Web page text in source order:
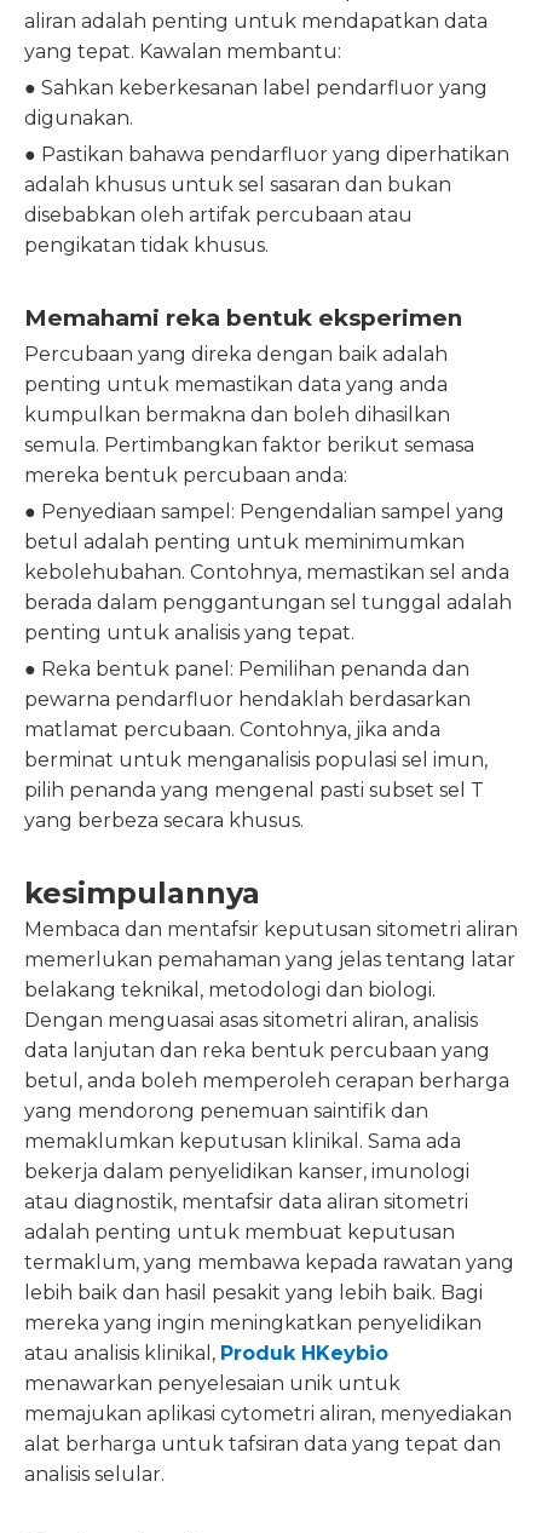
aliran adalah penting untuk mendapatkan data
yang tepat. Kawalan membantu:
● Sahkan keberkesanan label pendarfluor yang
digunakan.
● Pastikan bahawa pendarfluor yang diperhatikan
adalah khusus untuk sel sasaran dan bukan
disebabkan oleh artifak percubaan atau
pengikatan tidak khusus.
Memahami reka bentuk eksperimen
Percubaan yang direka dengan baik adalah
penting untuk memastikan data yang anda
kumpulkan bermakna dan boleh dihasilkan
semula. Pertimbangkan faktor berikut semasa
mereka bentuk percubaan anda:
● Penyediaan sampel: Pengendalian sampel yang
betul adalah penting untuk meminimumkan
kebolehubahan. Contohnya, memastikan sel anda
berada dalam penggantungan sel tunggal adalah
penting untuk analisis yang tepat.
● Reka bentuk panel: Pemilihan penanda dan
pewarna pendarfluor hendaklah berdasarkan
matlamat percubaan. Contohnya, jika anda
berminat untuk menganalisis populasi sel imun,
pilih penanda yang mengenal pasti subset sel T
yang berbeza secara khusus.
kesimpulannya
Membaca dan mentafsir keputusan sitometri aliran
memerlukan pemahaman yang jelas tentang latar
belakang teknikal, metodologi dan biologi.
Dengan menguasai asas sitometri aliran, analisis
data lanjutan dan reka bentuk percubaan yang
betul, anda boleh memperoleh cerapan berharga
yang mendorong penemuan saintifik dan
memaklumkan keputusan klinikal. Sama ada
bekerja dalam penyelidikan kanser, imunologi
atau diagnostik, mentafsir data aliran sitometri
adalah penting untuk membuat keputusan
termaklum, yang membawa kepada rawatan yang
lebih baik dan hasil pesakit yang lebih baik. Bagi
mereka yang ingin meningkatkan penyelidikan
atau analisis klinikal, Produk HKeybio
menawarkan penyelesaian unik untuk
memajukan aplikasi cytometri aliran, menyediakan
alat berharga untuk tafsiran data yang tepat dan
analisis selular.